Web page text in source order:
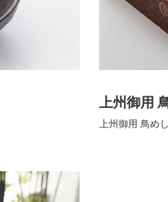
上州御用
上州御用 鳥め